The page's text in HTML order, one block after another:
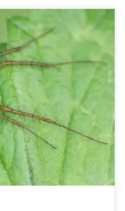
promenades en forêt
Ses longues
Metellina
Les deux espèces de
l’examen de leurs
à identifier une